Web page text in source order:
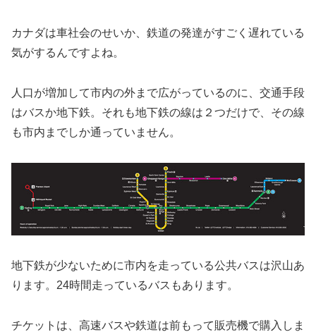
カナダは車社会のせいか、鉄道の発達がすごく遅れている
気がするんですよね。
人口が増加して市内の外まで広がっているのに、交通手段
はバスか地下鉄。それも地下鉄の線は２つだけで、その線
も市内までしか通っていません。
地下鉄が少ないために市内を走っている公共バスは沢山あ
ります。24時間走っているバスもあります。
チケットは、高速バスや鉄道は前もって販売機で購入しま